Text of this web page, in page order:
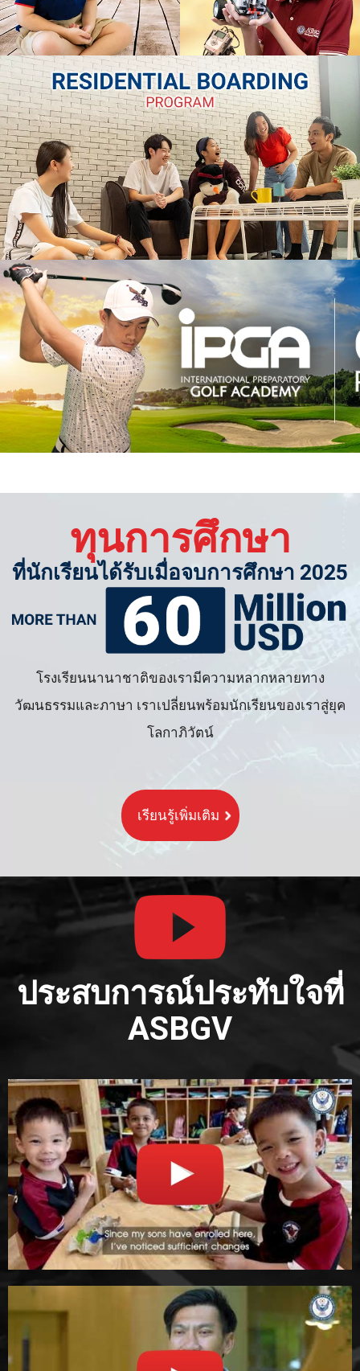
ทุนการศึกษา
ที่นักเรียนได้รับเมื่อจบการศึกษา 2025
โรงเรียนนานาชาติของเรามีความหลากหลายทาง
วัฒนธรรมและภาษา เราเปลี่ยนพร้อมนักเรียนของเราสู่ยุค
โลกาภิวัตน์
เรียนรู้เพิ่มเติม
ประสบการณ์ประทับใจที่
ASBGV